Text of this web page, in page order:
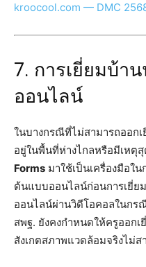
kroocool.com — DMC
7. การเยี่ยมบ้า
ออนไลน์
ในบางกรณีที่ไม่สามารถออก
อยู่ในพื้นที่ห่างไกลหรือมีเหตุสุ
Forms มาใช้เป็นเครื่องมือใ
ต้นแบบออนไลน์ก่อนการเยี่ย
ออนไลน์ผ่านวิดีโอคอลในกร
สพฐ. ยังคงกำหนดให้ครูออกเ
สังเกตสภาพแวดล้อมจริงไม่